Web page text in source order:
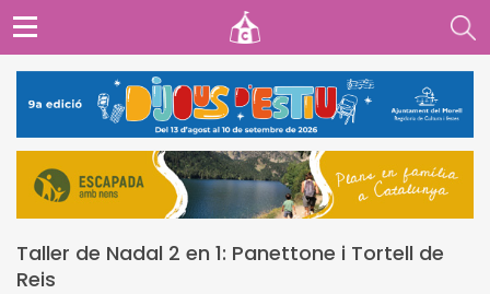
Taller de Nadal 2 en 1: Panettone i Tortell de
Reis